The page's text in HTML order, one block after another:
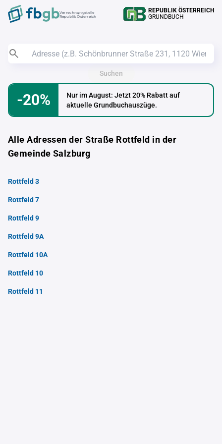
Verrechnungstelle
Republik Österreich
REPUBLIK ÖSTERREICH
GRUNDBUCH
Suchen
-20%
Nur im August: Jetzt 20% Rabatt auf
aktuelle Grundbuchauszüge.
Alle Adressen der Straße Rottfeld in der
Gemeinde Salzburg
Rottfeld 3
Rottfeld 7
Rottfeld 9
Rottfeld 9A
Rottfeld 10A
Rottfeld 10
Rottfeld 11